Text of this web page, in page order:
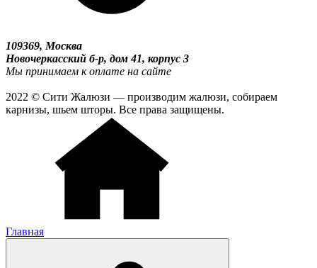
109369, Москва
Новочеркасский б-р, дом 41, корпус 3
Мы принимаем к оплате на сайте
2022 © Сити Жалюзи — производим жалюзи, собираем
карнизы, шьем шторы. Все права защищены.
Главная